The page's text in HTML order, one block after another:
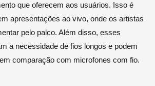
que oferecem aos usuários. Isso é
apresentações ao vivo, onde os artistas
pelo palco. Além disso, esses
a necessidade de fios longos e podem
comparação com microfones com fio.